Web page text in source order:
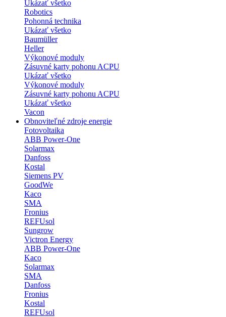
Ukázať všetko
Robotics
Pohonná technika
Ukázať všetko
Baumüller
Heller
Výkonové moduly
Zásuvné karty pohonu ACPU
Ukázať všetko
Výkonové moduly
Zásuvné karty pohonu ACPU
Ukázať všetko
Vacon
Obnoviteľné zdroje energie
Fotovoltaika
ABB Power-One
Solarmax
Danfoss
Kostal
Siemens PV
GoodWe
Kaco
SMA
Fronius
REFUsol
Sungrow
Victron Energy
ABB Power-One
Kaco
Solarmax
SMA
Danfoss
Fronius
Kostal
REFUsol